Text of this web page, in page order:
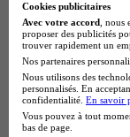
BTS Gpme en
Cap
BTS Gpn en
BTS
BAC Pro
BTS Sta en
BTS Iris en
BTS Tpl en
Cookies publicitaires
Avec votre accord ,
proposer des publicités
trouver rapidement un
Nos partenaires
Nous utilisons des
personnalisés. En
confidentialité. En savoir
Vous pouvez à tout
bas de page.